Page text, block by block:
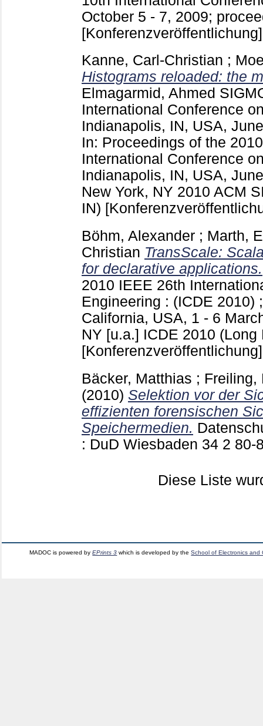
October 5 - 7, 2009;
[Konferenzveröffentlichung]
Kanne, Carl-Christian ;
Histograms reloaded: the
Elmagarmid, Ahmed
International Conference
Indianapolis, IN, USA,
In: Proceedings of the
International Conference
Indianapolis, IN, USA,
New York, NY 2010 ACM
IN)
Böhm, Alexander ; Marth,
Christian TransScale:
for declarative applications.
2010 IEEE 26th
Engineering : (ICDE 2010)
California, USA, 1 - 6
NY [u.a.] ICDE 2010 (Long
[Konferenzveröffentlichung]
Bäcker, Matthias ; Freiling,
(2010) Selektion vor der
effizienten forensischen
Speichermedien.
: DuD Wiesbaden 34 2 80-
Diese Liste
MADOC is powered byEPrints 3 which is developed by theSchool of Electronics and